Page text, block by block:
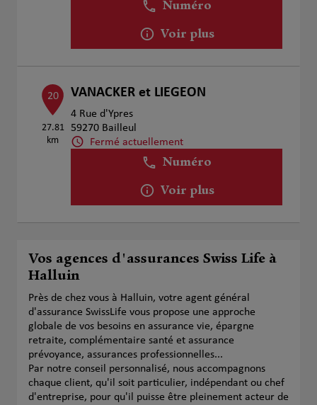
Numéro
Voir plus
20
27.81
km
VANACKER et LIEGEON
4 Rue d'Ypres
59270 Bailleul
Fermé actuellement
Numéro
Voir plus
Vos agences d'assurances Swiss Life à
Halluin
Près de chez vous à Halluin, votre agent général
d'assurance SwissLife vous propose une approche
globale de vos besoins en assurance vie, épargne
retraite, complémentaire santé et assurance
prévoyance, assurances professionnelles...
Par notre conseil personnalisé, nous accompagnons
chaque client, qu'il soit particulier, indépendant ou chef
d'entreprise, pour qu'il puisse être pleinement acteur de